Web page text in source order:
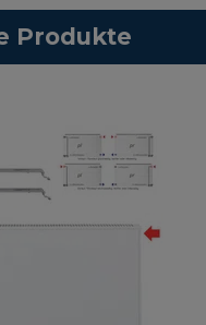
Produkte